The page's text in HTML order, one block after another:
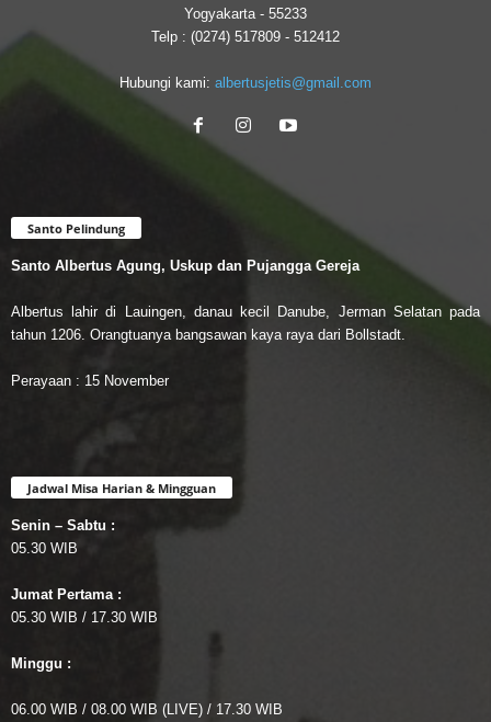
Yogyakarta - 55233
Telp : (0274) 517809 - 512412
Hubungi kami: albertusjetis@gmail.com
Santo Pelindung
Santo Albertus Agung, Uskup dan Pujangga Gereja
Albertus lahir di Lauingen, danau kecil Danube, Jerman Selatan pada
tahun 1206. Orangtuanya bangsawan kaya raya dari Bollstadt.
Perayaan : 15 November
Jadwal Misa Harian & Mingguan
Senin – Sabtu :
05.30 WIB
Jumat Pertama :
05.30 WIB / 17.30 WIB
Minggu :
06.00 WIB / 08.00 WIB (LIVE) / 17.30 WIB